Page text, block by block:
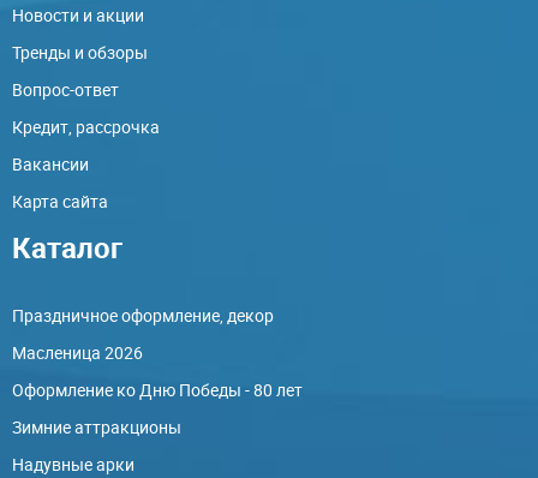
Новости и акции
Тренды и обзоры
Вопрос-ответ
Кредит, рассрочка
Вакансии
Карта сайта
Каталог
Праздничное оформление, декор
Масленица 2026
Оформление ко Дню Победы - 80 лет
Зимние аттракционы
Надувные арки